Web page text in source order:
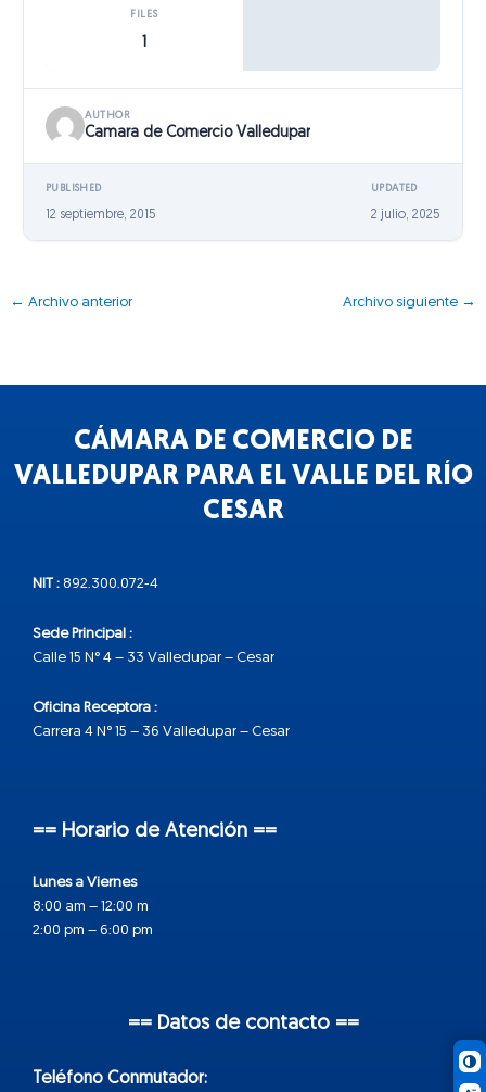
FILES
AUTHOR
Camara de Comercio Valledupar
PUBLISHED
12 septiembre, 2015
UPDATED
2 julio, 2025
← Archivo anterior Archivo siguiente →
CÁMARA DE COMERCIO DE
VALLEDUPAR PARA EL VALLE DEL RÍO
CESAR
NIT : 892.300.072-4
Sede Principal :
Calle 15 N° 4 – 33 Valledupar – Cesar
Oficina Receptora :
Carrera 4 N° 15 – 36 Valledupar – Cesar
== Horario de Atención ==
Lunes a Viernes
8:00 am – 12:00 m
2:00 pm – 6:00 pm
== Datos de contacto ==
Teléfono Conmutador: